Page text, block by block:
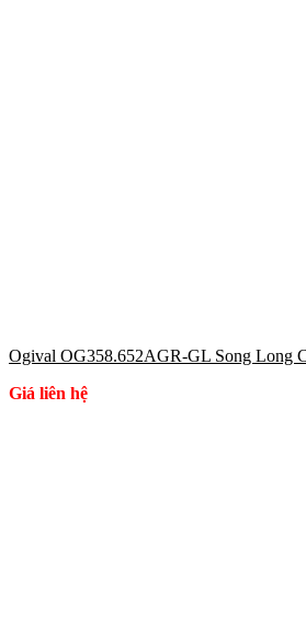
Ogival OG358.652AGR-GL Song Long
Giá liên hệ